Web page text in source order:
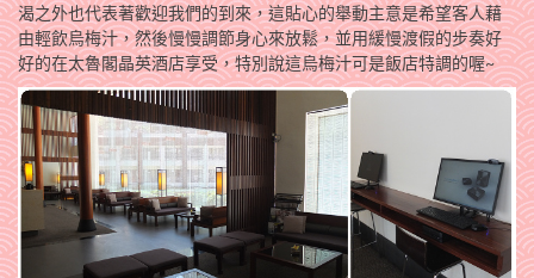
渴之外也代表著歡迎我們的到來，這貼心的舉動主意是希望客人藉
由輕飲烏梅汁，然後慢慢調節身心來放鬆，並用緩慢渡假的步奏好
好的在太魯閣晶英酒店享受，特別說這烏梅汁可是飯店特調的喔~